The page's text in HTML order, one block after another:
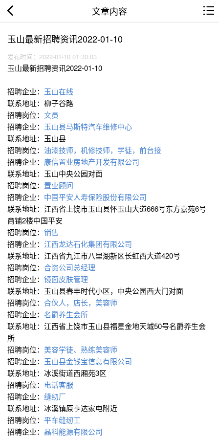
文章内容
玉山最新招聘资讯2022-01-10
发布时间：2022-01-10 01:30:03
玉山最新招聘资讯2022-01-10
招聘企业： 玉山在线
联系地址：柳子谷路
招聘岗位： 文员
招聘企业： 玉山县马斯特汽车维修中心
联系地址：玉山县
招聘岗位： 油漆技师，机修技师，学徒，前台接
招聘企业： 康信置业房地产开发有限公司
联系地址：玉山中央公园对面
招聘岗位： 置业顾问
招聘企业： 中国平安人寿保险股份有限公司
联系地址：江西省上饶市玉山县怀玉山大道666号东方嘉苑6号
商铺2楼中国平安
招聘岗位： 销售
招聘企业： 江西龙达石化集团有限公司
联系地址：江西省九江市八里湖新区长虹西大道420号
招聘岗位： 合资公司总经理
招聘企业： 镜面皮肤管理
联系地址：玉山县春丰时代小区，中央公园西大门对面
招聘岗位： 合伙人，店长，美容师
招聘企业： 名爵养生会所
联系地址：江西省上饶市玉山县福星金地天城50号名爵养生会
所
招聘岗位： 美容学徒、熟练美容师
招聘企业： 玉山县金钱宝信息有限公司
联系地址：冰溪街道西厢苑3区
招聘岗位： 电话客服
招聘企业： 缝纫厂
联系地址：冰溪镇原亨达家电附近
招聘岗位： 平车缝纫工
招聘企业： 晶科能源有限公司